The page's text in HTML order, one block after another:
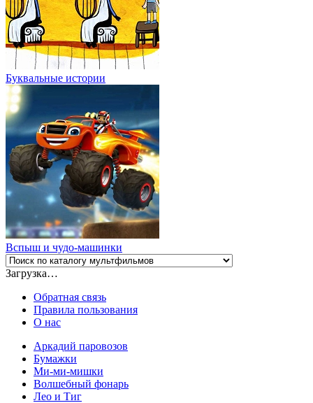
Буквальные истории
Вспыш и чудо-машинки
Загрузка…
Обратная связь
Правила пользования
О нас
Аркадий паровозов
Бумажки
Ми-ми-мишки
Волшебный фонарь
Лео и Тиг